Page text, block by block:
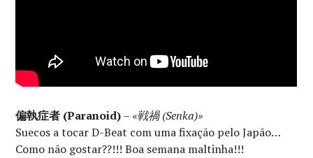
偏執症者 (Paranoid)– «戦禍 (Senka)»
Suecos a tocar D-Beat com uma fixação pelo Japão…
Como não gostar??!!! Boa semana maltinha!!!